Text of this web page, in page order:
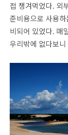
접 챙겨먹었다. 외
준비용으로 사용
비되어 있었다. 매
우리밖에 없다보